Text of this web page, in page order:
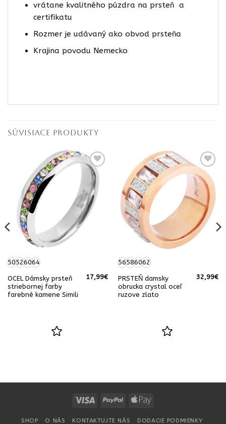
vrátane kvalitného púzdra na prsteň a
certifikatu
Rozmer je udávaný ako obvod prsteňa
Krajina povodu Nemecko
SÚVISIACE PRODUKTY
50526064
OCEL Dámsky prsteň
striebornej farby
farebné kamene Simili
17,99€
56586062
PRSTEŇ damsky
obrucka crystal oceľ
ruzove zlato
32,99€
Visa PayPal
Apple
SHOP O NÁS KONTAKTUJTE NÁS DODACIE PODMIENKY